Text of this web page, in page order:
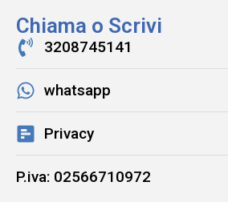
Chiama o Scrivi
3208745141
whatsapp
Privacy
P.iva: 02566710972